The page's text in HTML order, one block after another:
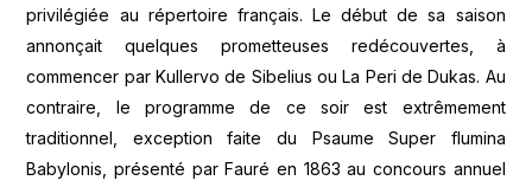
privilégiée au répertoire français. Le début de sa saison
annonçait quelques prometteuses redécouvertes, à
commencer par Kullervo de Sibelius ou La Peri de Dukas. Au
contraire, le programme de ce soir est extrêmement
traditionnel, exception faite du Psaume Super flumina
Babylonis, présenté par Fauré en 1863 au concours annuel